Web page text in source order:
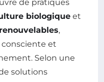
de pratiques
biologique et
,
et
Selon une
solutions